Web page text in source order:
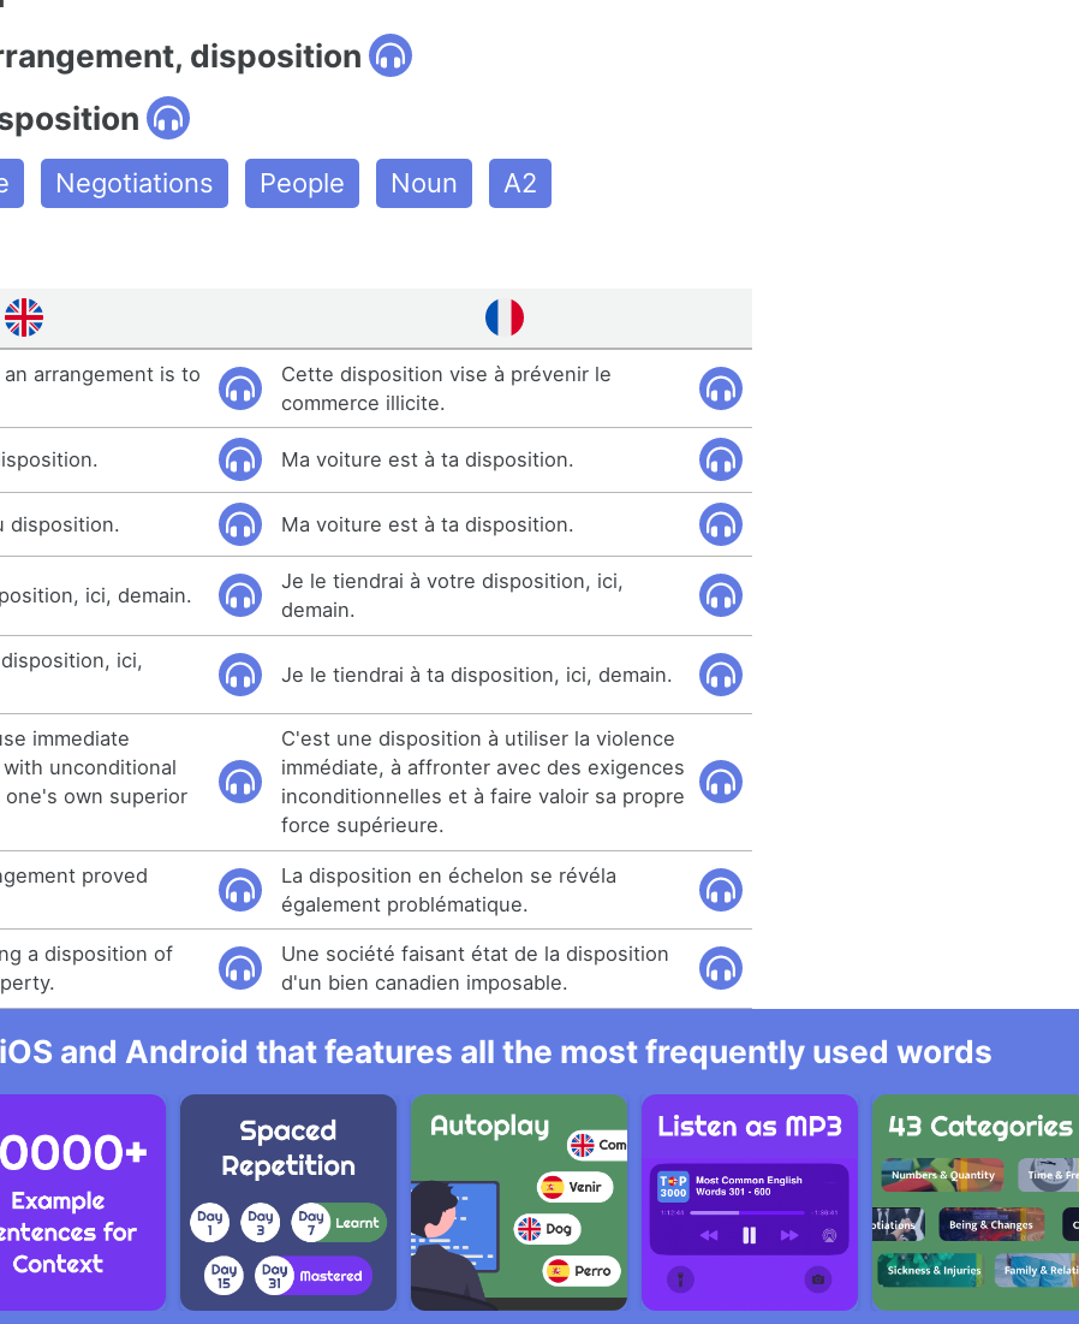
disposition
Negotiations People Noun A2
arrangement is to
Cette disposition vise à prévenir le
commerce illicite.
Ma voiture est à ta disposition.
disposition. Ma voiture est à ta disposition.
ici, demain.
Je le tiendrai à votre disposition, ici,
demain.
ici,
Je le tiendrai à ta disposition, ici, demain.
immediate
unconditional
own superior
C'est une disposition à utiliser la violence
immédiate, à affronter avec des exigences
inconditionnelles et à faire valoir sa propre
force supérieure.
proved
La disposition en échelon se révéla
également problématique.
a disposition of
Une société faisant état de la disposition
d'un bien canadien imposable.
and Android that features all the most frequently used words